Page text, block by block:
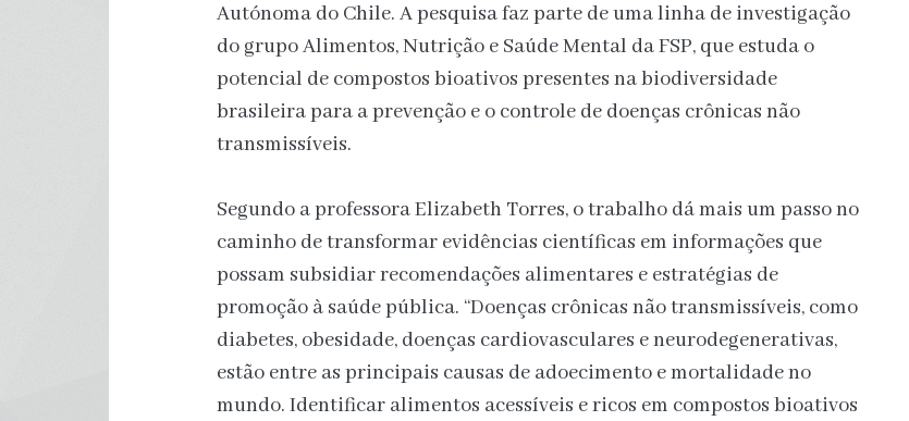
Autónoma do Chile. A pesquisa faz parte de uma linha de investigação
do grupo Alimentos, Nutrição e Saúde Mental da FSP, que estuda o
potencial de compostos bioativos presentes na biodiversidade
brasileira para a prevenção e o controle de doenças crônicas não
transmissíveis.
Segundo a professora Elizabeth Torres, o trabalho dá mais um passo no
caminho de transformar evidências científicas em informações que
possam subsidiar recomendações alimentares e estratégias de
promoção à saúde pública. “Doenças crônicas não transmissíveis, como
diabetes, obesidade, doenças cardiovasculares e neurodegenerativas,
estão entre as principais causas de adoecimento e mortalidade no
mundo. Identificar alimentos acessíveis e ricos em compostos bioativos